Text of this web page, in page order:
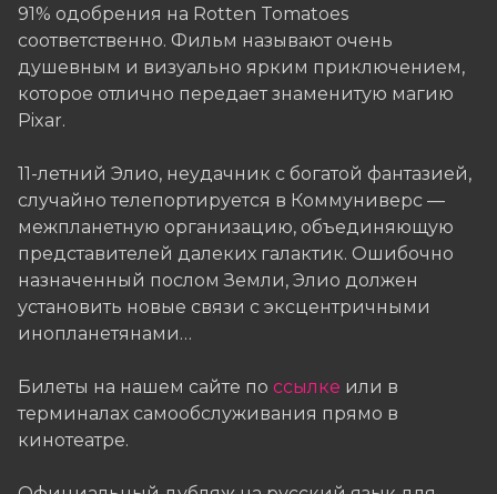
91% одобрения на Rotten Tomatoes
соответственно. Фильм называют очень
душевным и визуально ярким приключением,
которое отлично передает знаменитую магию
Pixar.
11-летний Элио, неудачник с богатой фантазией,
случайно телепортируется в Коммуниверс —
межпланетную организацию, объединяющую
представителей далеких галактик. Ошибочно
назначенный послом Земли, Элио должен
установить новые связи с эксцентричными
инопланетянами…
Билеты на нашем сайте по ссылке или в
терминалах самообслуживания прямо в
кинотеатре.